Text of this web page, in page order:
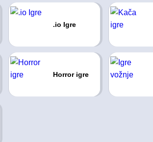
.io Igre
Horror igre